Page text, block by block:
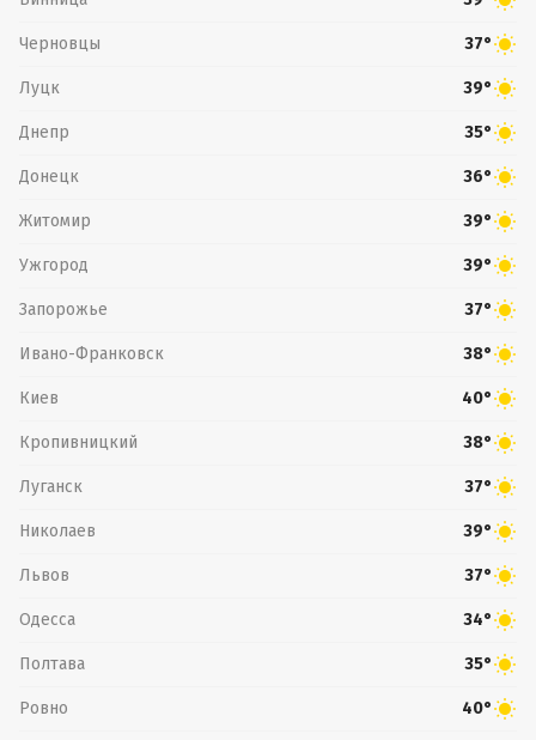
Черновцы 37°
Луцк 39°
Днепр 35°
Донецк 36°
Житомир 39°
Ужгород 39°
Запорожье 37°
Ивано-Франковск 38°
Киев 40°
Кропивницкий 38°
Луганск 37°
Николаев 39°
Львов 37°
Одесса 34°
Полтава 35°
Ровно 40°